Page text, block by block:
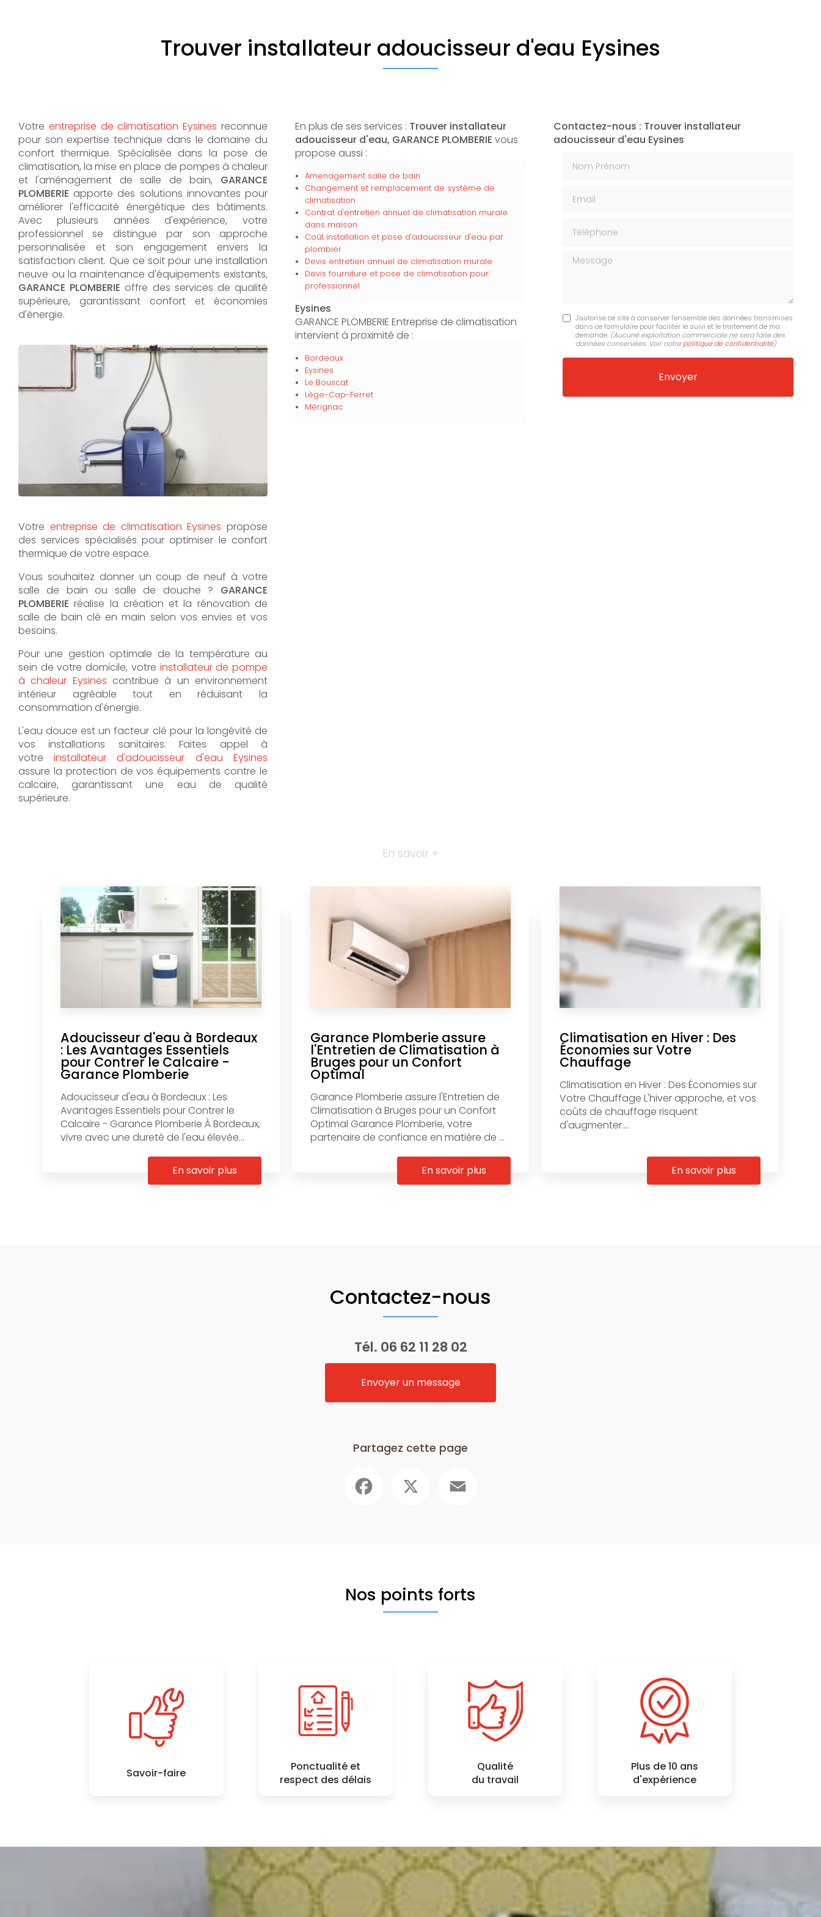
Trouver installateur adoucisseur d'eau Eysines
Votre entreprise de climatisation Eysines reconnue
pour son expertise technique dans le domaine du
confort thermique. Spécialisée dans la pose de
climatisation, la mise en place de pompes à chaleur
et l'aménagement de salle de bain, GARANCE
PLOMBERIE apporte des solutions innovantes pour
améliorer l'efficacité énergétique des bâtiments.
Avec plusieurs années d'expérience, votre
professionnel se distingue par son approche
personnalisée et son engagement envers la
satisfaction client. Que ce soit pour une installation
neuve ou la maintenance d'équipements existants,
GARANCE PLOMBERIE offre des services de qualité
supérieure, garantissant confort et économies
d'énergie.
Votre entreprise de climatisation Eysines propose
des services spécialisés pour optimiser le confort
thermique de votre espace.
Vous souhaitez donner un coup de neuf à votre
salle de bain ou salle de douche ? GARANCE
PLOMBERIEréalise la création et la rénovation de
salle de bain clé en main selon vos envies et vos
besoins.
Pour une gestion optimale de la température au
sein de votre domicile, votre installateur de pompe
à chaleur Eysines contribue à un environnement
intérieur agréable tout en réduisant la
consommation d'énergie.
L'eau douce est un facteur clé pour la longévité de
vos installations sanitaires. Faites appel à
votreinstallateur d'adoucisseur d'eau Eysines
assure la protection de vos équipements contre le
calcaire, garantissant une eau de qualité
supérieure.
En plus de ses services : Trouver installateur
adoucisseur d'eau, GARANCE PLOMBERIE vous
propose aussi :
Amenagement salle de bain
Changement et remplacement de système de
climatisation
Contrat d'entretien annuel de climatisation murale
dans maison
Coût installation et pose d'adoucisseur d'eau par
plombier
Devis entretien annuel de climatisation murale
Devis fourniture et pose de climatisation pour
professionnel
Eysines
GARANCE PLOMBERIE Entreprise de climatisation
intervient à proximité de :
Bordeaux
Eysines
Le Bouscat
Lège-Cap-Ferret
Mérignac
Contactez-nous : Trouver installateur
adoucisseur d'eau Eysines
Message
J'autorise ce site à conserver l'ensemble des données transmises
dans ce formulaire pour faciliter le suivi et le traitement de ma
demande. (Aucune exploitation commerciale ne sera faite des
données conservées. Voir notrepolitique de confidentialité)
En savoir +
Adoucisseur d'eau à Bordeaux
: Les Avantages Essentiels
pour Contrer le Calcaire -
Garance Plomberie
Adoucisseur d'eau à Bordeaux : Les
Avantages Essentiels pour Contrer le
Calcaire - Garance Plomberie À Bordeaux,
vivre avec une dureté de l'eau élevée...
En savoir plus
Garance Plomberie assure
l'Entretien de Climatisation à
Bruges pour un Confort
Optimal
Garance Plomberie assure l'Entretien de
Climatisation à Bruges pour un Confort
Optimal Garance Plomberie, votre
partenaire de confiance en matière de ...
En savoir plus
Climatisation en Hiver : Des
Économies sur Votre
Chauffage
Climatisation en Hiver : Des Économies sur
Votre Chauffage L'hiver approche, et vos
coûts de chauffage risquent
d'augmenter....
En savoir plus
Contactez-nous
Tél. 06 62 11 28 02
Envoyer un message
Partagez cette page
Nos points forts
Savoir-faire
Ponctualité et
respect des délais
Qualité
du travail
Plus de 10 ans
d'expérience